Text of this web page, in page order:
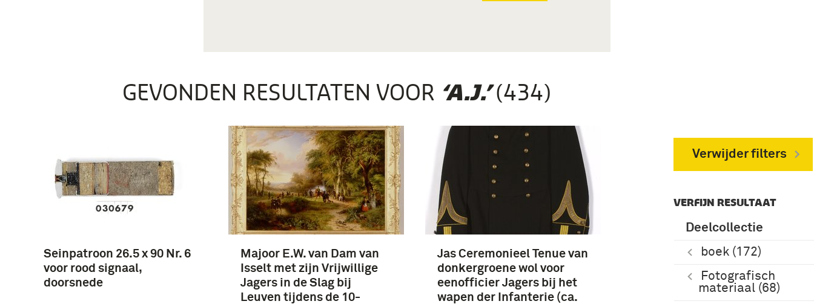
GEVONDEN RESULTATEN VOOR ‘A.J.’(434)
Verwijder filters
VERFIJN RESULTAAT
Deelcollectie
boek (172)
Fotografisch
materiaal (68)
Seinpatroon 26.5 x 90 Nr. 6
voor rood signaal,
doorsnede
Majoor E.W. van Dam van
Isselt met zijn Vrijwillige
Jagers in de Slag bij
Leuven tijdens de 10-
Jas Ceremonieel Tenue van
donkergroene wol voor
eenofficier Jagers bij het
wapen der Infanterie (ca.